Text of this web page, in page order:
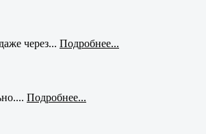
через... Подробнее...
Подробнее...